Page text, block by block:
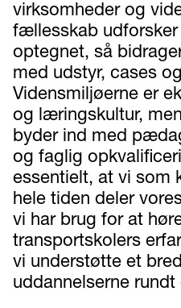
virksomheder og
fællesskab
optegnet, så
med udstyr, cases
Vidensmiljøerne er
og læringskultur,
byder ind med
og faglig
essentielt, at vi som
hele tiden deler
vi har brug for at
transportskolers
vi understøtte et
uddannelserne rundt